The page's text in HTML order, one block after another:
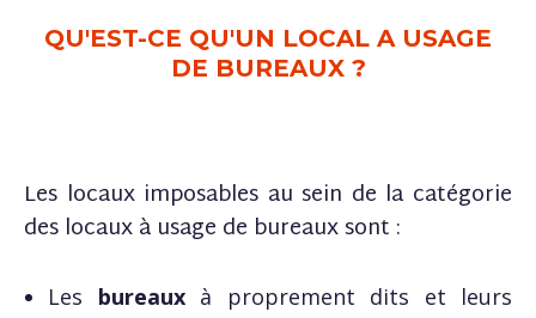
QU'EST-CE QU'UN LOCAL A USAGE
DE BUREAUX ?
Les locaux imposables au sein de la catégorie
des locaux à usage de bureaux sont :
Les bureauxà proprement dits et leurs